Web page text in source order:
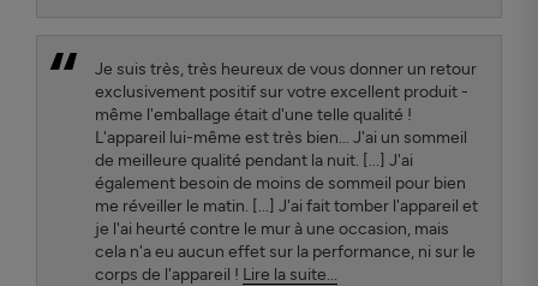
Je suis très, très heureux de vous donner un retour
exclusivement positif sur votre excellent produit -
même l'emballage était d'une telle qualité !
L'appareil lui-même est très bien... J'ai un sommeil
de meilleure qualité pendant la nuit. [...] J'ai
également besoin de moins de sommeil pour bien
me réveiller le matin. [...] J'ai fait tomber l'appareil et
je l'ai heurté contre le mur à une occasion, mais
cela n'a eu aucun effet sur la performance, ni sur le
corps de l'appareil ! Lire la suite...